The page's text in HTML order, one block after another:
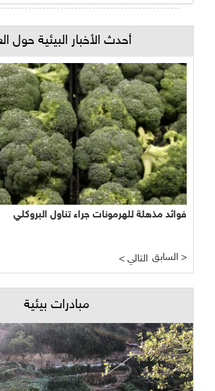
أحدث الأخبار البيئية حول
فوائد مذهلة للهرمونات جراء تناول البروكلي
< التالي السابق >
مبادرات بيئية